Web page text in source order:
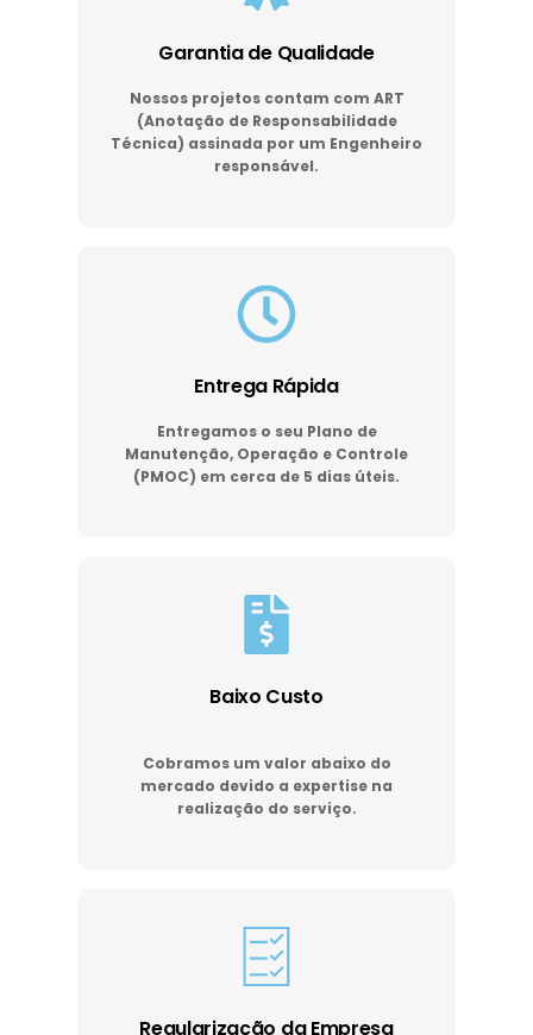
Garantia de Qualidade
Nossos projetos contam com ART
(Anotação de Responsabilidade
Técnica) assinada por um Engenheiro
responsável.
Entrega Rápida
Entregamos o seu Plano de
Manutenção, Operação e Controle
(PMOC) em cerca de 5 dias úteis.
Baixo Custo
Cobramos um valor abaixo do
mercado devido a expertise na
realização do serviço.
Regularização da Empresa